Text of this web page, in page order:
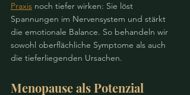
Praxis noch tiefer wirken: Sie löst
Spannungen im Nervensystem und stärkt
die emotionale Balance. So behandeln wir
sowohl oberflächliche Symptome als auch
die tieferliegenden Ursachen.
Menopause als Potenzial